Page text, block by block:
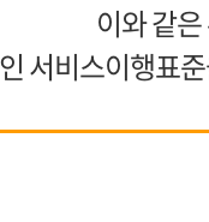
이와 같
서비스이행표